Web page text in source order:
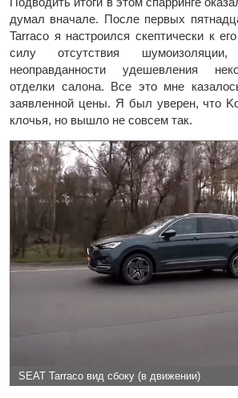
думал вначале. После первых
Tarraco я настроился скептически к
силу отсутствия
неоправданности удешевления
отделки салона. Все это мне
заявленной цены. Я был уверен, что
клочья, но вышло не совсем так.
SEAT Tarraco вид сбоку (в движении)